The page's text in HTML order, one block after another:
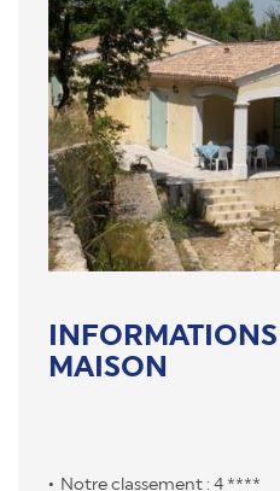
MAISON
Notre classement : 4 ****